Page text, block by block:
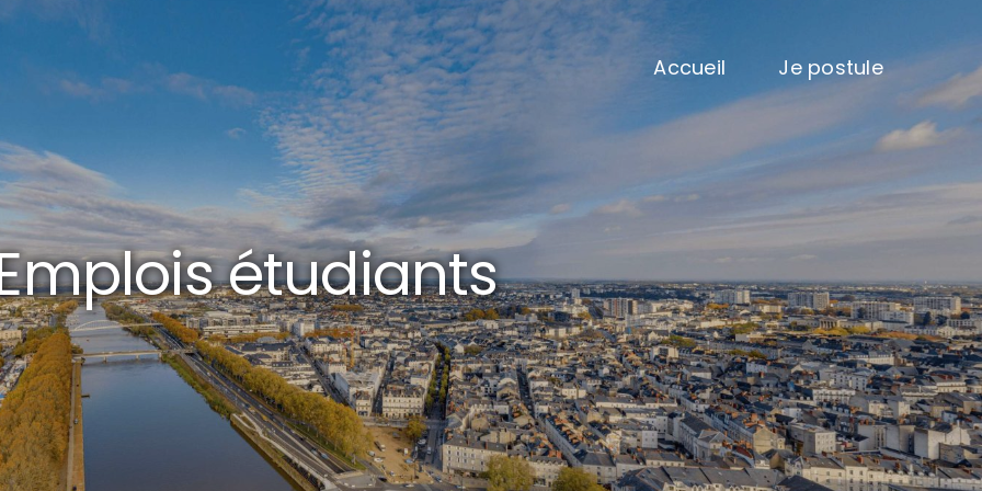
Accueil Je postule
étudiants